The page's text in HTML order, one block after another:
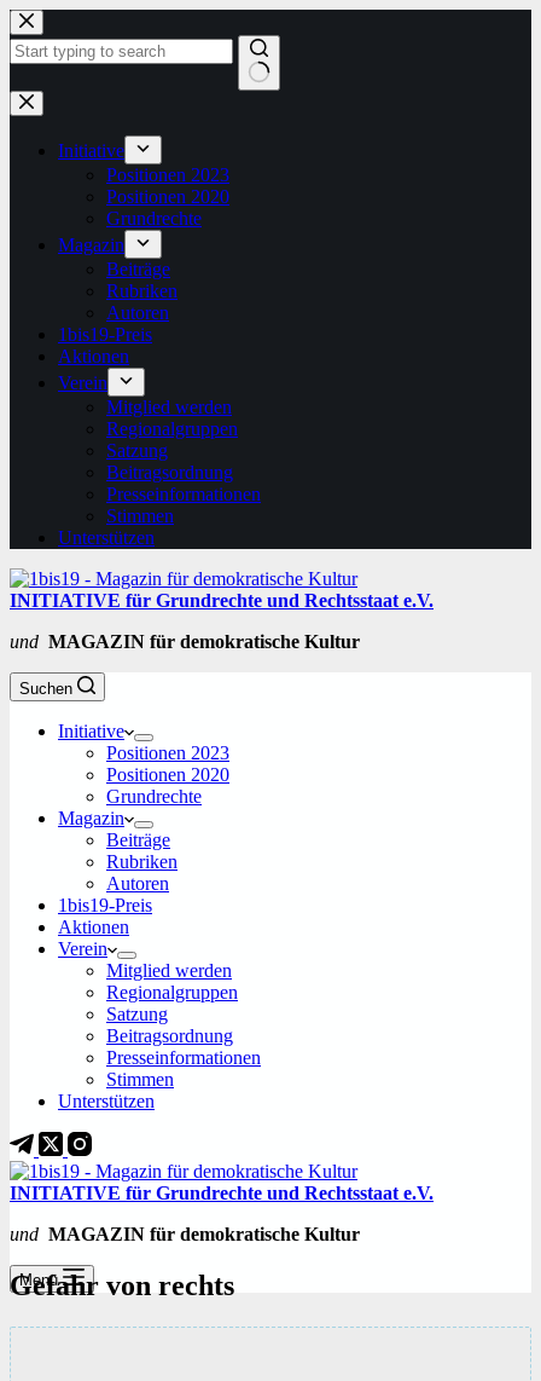
Zum
Inhalt
springen
Keine
Ergebnisse
Initiative
Positionen 2023
Positionen 2020
Grundrechte
Magazin
Beiträge
Rubriken
Autoren
1bis19-Preis
Aktionen
Verein
Mitglied werden
Regionalgruppen
Satzung
Beitragsordnung
Presseinformationen
Stimmen
Unterstützen
INITIATIVE für Grundrechte und Rechtsstaat e.V.
und MAGAZIN für demokratische Kultur
Suchen
Initiative
Positionen 2023
Positionen 2020
Grundrechte
Magazin
Beiträge
Rubriken
Autoren
1bis19-Preis
Aktionen
Verein
Mitglied werden
Regionalgruppen
Satzung
Beitragsordnung
Presseinformationen
Stimmen
Unterstützen
INITIATIVE für Grundrechte und Rechtsstaat e.V.
und MAGAZIN für demokratische Kultur
Menü
Gefahr von rechts